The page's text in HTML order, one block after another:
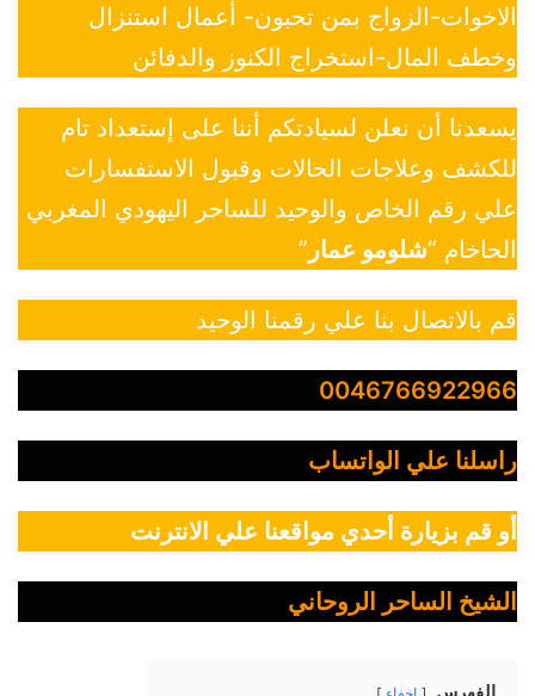
الاخوات-الزواج بمن تحبون- أعمال استنزال
وخطف المال-استخراج الكنوز والدفائن
يسعدنا أن نعلن لسيادتكم أننا على إستعداد تام
للكشف وعلاجات الحالات وقبول الاستفسارات
علي رقم الخاص والوحيد للساحر اليهودي المغربي
الحاخام “شلومو عمار ”
قم بالاتصال بنا علي رقمنا الوحيد
0046766922966
راسلنا علي الواتساب
أو قم بزيارة أحدي مواقعنا علي الانترنت
الشيخ الساحر الروحاني